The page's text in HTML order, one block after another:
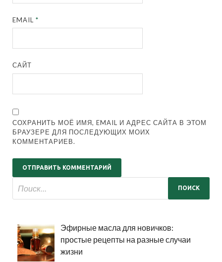
EMAIL*
САЙТ
СОХРАНИТЬ МОЁ ИМЯ, EMAIL И АДРЕС САЙТА В ЭТОМ
БРАУЗЕРЕ ДЛЯ ПОСЛЕДУЮЩИХ МОИХ
КОММЕНТАРИЕВ.
Эфирные масла для новичков:
простые рецепты на разные случаи
жизни